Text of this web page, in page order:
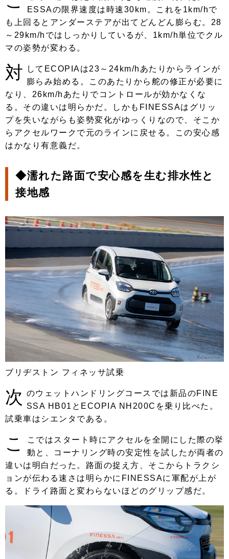
ESSAの限界速度は時速30km。これを1km/hで
も上回るとアンダーステアが出てどんどん膨らむ。28
～29km/hではしっかりしているが、1km/h単位でクル
マの姿勢が変わる。
対
してECOPIAは23～24km/hあたりからラインが
膨らみ始める。このあたりから舵の修正が必要に
なり、26km/hあたりでコントロールが効かなくな
る。その違いは明らかだ。しかもFINESSAはグリッ
プを失いながらも姿勢変化がゆっくりなので、そこか
らアクセルワークで元のラインに戻せる。この安心感
はかなり有意義だ。
◆濡れた路面で安心感を生む排水性と
接地感
ブリヂストン フィネッサ試乗
次 のウェットハンドリングコースでは新品のFINE
SSA HB01とECOPIA NH200Cを乗り比べた。
試乗車はシエンタである。
こ
こではスタート時にアクセルを全開にした際の挙
動と、コーナリング時の安定性を試したが両者の
違いは明白だった。路面の捉え方、そこからトラクシ
ョンが伝わる速さは明らかにFINESSAに軍配が上が
る。ドライ路面と変わらないほどのグリップ感だ。